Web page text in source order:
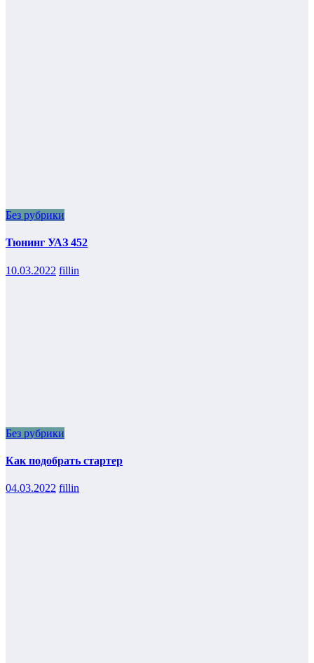
Без рубрики
Тюнинг УАЗ 452
10.03.2022 fillin
Без рубрики
Как подобрать стартер
04.03.2022 fillin